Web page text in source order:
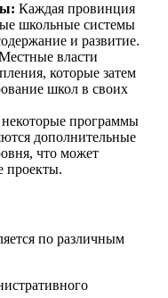
Каждая провинция
школьные системы
и развитие.
власти
которые затем
школ в своих
программы
дополнительные
что может
проекты.
по различным